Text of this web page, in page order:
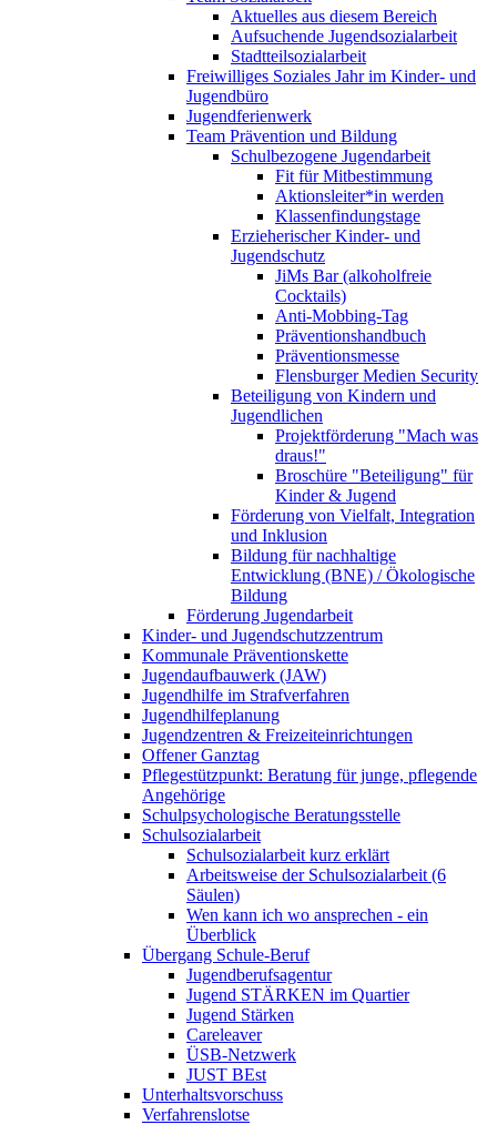
Aktuelles aus diesem Bereich
Aufsuchende Jugendsozialarbeit
Stadtteilsozialarbeit
Freiwilliges Soziales Jahr im Kinder- und
Jugendbüro
Jugendferienwerk
Team Prävention und Bildung
Schulbezogene Jugendarbeit
Fit für Mitbestimmung
Aktionsleiter*in werden
Klassenfindungstage
Erzieherischer Kinder- und
Jugendschutz
JiMs Bar (alkoholfreie
Cocktails)
Anti-Mobbing-Tag
Präventionshandbuch
Präventionsmesse
Flensburger Medien Security
Beteiligung von Kindern und
Jugendlichen
Projektförderung "Mach was
draus!"
Broschüre "Beteiligung" für
Kinder & Jugend
Förderung von Vielfalt, Integration
und Inklusion
Bildung für nachhaltige
Entwicklung (BNE) / Ökologische
Bildung
Förderung Jugendarbeit
Kinder- und Jugendschutzzentrum
Kommunale Präventionskette
Jugendaufbauwerk (JAW)
Jugendhilfe im Strafverfahren
Jugendhilfeplanung
Jugendzentren & Freizeiteinrichtungen
Offener Ganztag
Pflegestützpunkt: Beratung für junge, pflegende
Angehörige
Schulpsychologische Beratungsstelle
Schulsozialarbeit
Schulsozialarbeit kurz erklärt
Arbeitsweise der Schulsozialarbeit (6
Säulen)
Wen kann ich wo ansprechen - ein
Überblick
Übergang Schule-Beruf
Jugendberufsagentur
Jugend STÄRKEN im Quartier
Jugend Stärken
Careleaver
ÜSB-Netzwerk
JUST BEst
Unterhaltsvorschuss
Verfahrenslotse